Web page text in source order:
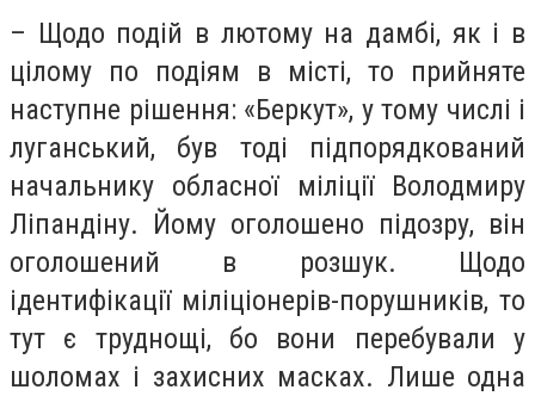
– Щодо подій в лютому на дамбі, як і в
цілому по подіям в місті, то прийняте
наступне рішення: «Беркут», у тому числі і
луганський, був тоді підпорядкований
начальнику обласної міліції Володмиру
Ліпандіну. Йому оголошено підозру, він
оголошений в розшук. Щодо
ідентифікації міліціонерів-порушників, то
тут є труднощі, бо вони перебували у
шоломах і захисних масках. Лише одна